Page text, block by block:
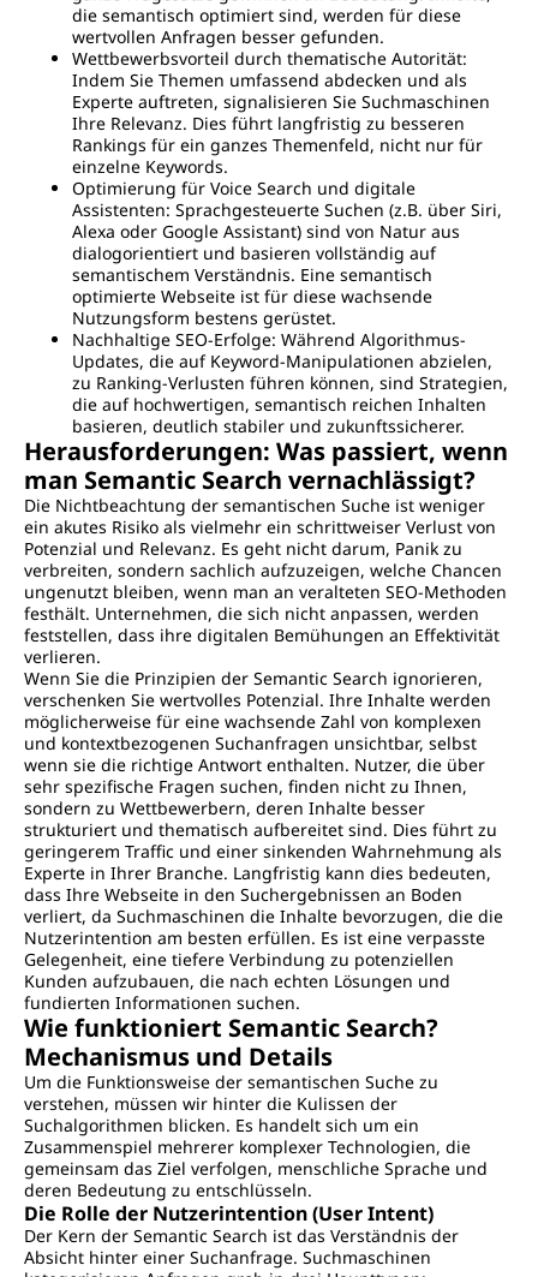
die semantisch optimiert sind, werden für diese
wertvollen Anfragen besser gefunden.
Wettbewerbsvorteil durch thematische Autorität:
Indem Sie Themen umfassend abdecken und als
Experte auftreten, signalisieren Sie Suchmaschinen
Ihre Relevanz. Dies führt langfristig zu besseren
Rankings für ein ganzes Themenfeld, nicht nur für
einzelne Keywords.
Optimierung für Voice Search und digitale
Assistenten: Sprachgesteuerte Suchen (z.B. über Siri,
Alexa oder Google Assistant) sind von Natur aus
dialogorientiert und basieren vollständig auf
semantischem Verständnis. Eine semantisch
optimierte Webseite ist für diese wachsende
Nutzungsform bestens gerüstet.
Nachhaltige SEO-Erfolge: Während Algorithmus-
Updates, die auf Keyword-Manipulationen abzielen,
zu Ranking-Verlusten führen können, sind Strategien,
die auf hochwertigen, semantisch reichen Inhalten
basieren, deutlich stabiler und zukunftssicherer.
Herausforderungen: Was passiert, wenn
man Semantic Search vernachlässigt?
Die Nichtbeachtung der semantischen Suche ist weniger
ein akutes Risiko als vielmehr ein schrittweiser Verlust von
Potenzial und Relevanz. Es geht nicht darum, Panik zu
verbreiten, sondern sachlich aufzuzeigen, welche Chancen
ungenutzt bleiben, wenn man an veralteten SEO-Methoden
festhält. Unternehmen, die sich nicht anpassen, werden
feststellen, dass ihre digitalen Bemühungen an Effektivität
verlieren.
Wenn Sie die Prinzipien der Semantic Search ignorieren,
verschenken Sie wertvolles Potenzial. Ihre Inhalte werden
möglicherweise für eine wachsende Zahl von komplexen
und kontextbezogenen Suchanfragen unsichtbar, selbst
wenn sie die richtige Antwort enthalten. Nutzer, die über
sehr spezifische Fragen suchen, finden nicht zu Ihnen,
sondern zu Wettbewerbern, deren Inhalte besser
strukturiert und thematisch aufbereitet sind. Dies führt zu
geringerem Traffic und einer sinkenden Wahrnehmung als
Experte in Ihrer Branche. Langfristig kann dies bedeuten,
dass Ihre Webseite in den Suchergebnissen an Boden
verliert, da Suchmaschinen die Inhalte bevorzugen, die die
Nutzerintention am besten erfüllen. Es ist eine verpasste
Gelegenheit, eine tiefere Verbindung zu potenziellen
Kunden aufzubauen, die nach echten Lösungen und
fundierten Informationen suchen.
Wie funktioniert Semantic Search?
Mechanismus und Details
Um die Funktionsweise der semantischen Suche zu
verstehen, müssen wir hinter die Kulissen der
Suchalgorithmen blicken. Es handelt sich um ein
Zusammenspiel mehrerer komplexer Technologien, die
gemeinsam das Ziel verfolgen, menschliche Sprache und
deren Bedeutung zu entschlüsseln.
Die Rolle der Nutzerintention (User Intent)
Der Kern der Semantic Search ist das Verständnis der
Absicht hinter einer Suchanfrage. Suchmaschinen